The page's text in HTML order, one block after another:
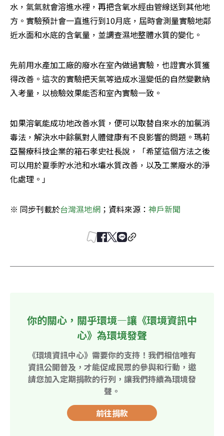
水，氣氣就會溶進水裡，再把含氧水經由管線送到其他地
方。實驗預計會一直進行到10月底，屆時會測量實驗地鄰
近水面和水底的含氧量，並調查濕地整體水質的變化。
先前用水產加工廠的廢水在室內做過實驗，也證實水質獲
得改善。這次的實驗把天氣等造成水溫變低的自然變數納
入考量，以檢驗效果能否和室內實驗一致。
如果溶氧能成功地改善水質，便可以取替自來水的加氯消
毒法，解決水中餘氯對人體健康有不良影響的問題。瑪莉
亞醫療科技企業的箱石孝史社長說，「希望這個方法之後
可以用於夏季貯水池和水壩水質改善，以及工業廢水的淨
化處理。」
※ 同步刊載於台灣濕地網；資料來源： 神戶新聞
你的關心，關乎環境—讓《環境資訊中
心》為環境發聲
《環境資訊中心》需要你的支持！我們相信唯有
資訊公開普及，才能促成民眾的參與和行動，邀
請您加入定期捐款的行列，讓我們持續為環境發
聲。
前往捐款